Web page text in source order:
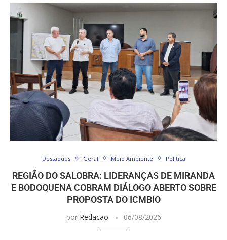
Destaques Geral Meio Ambiente Política
REGIÃO DO SALOBRA: LIDERANÇAS DE MIRANDA
E BODOQUENA COBRAM DIÁLOGO ABERTO SOBRE
PROPOSTA DO ICMBIO
por Redacao 06/08/2026